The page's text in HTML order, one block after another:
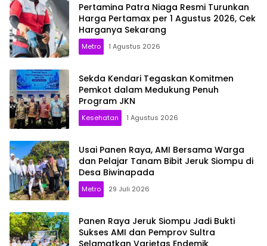
Pertamina Patra Niaga Resmi Turunkan
Harga Pertamax per 1 Agustus 2026, Cek
Harganya Sekarang
Metro 1 Agustus 2026
Sekda Kendari Tegaskan Komitmen
Pemkot dalam Medukung Penuh
Program JKN
Kesehatan 1 Agustus 2026
Usai Panen Raya, AMI Bersama Warga
dan Pelajar Tanam Bibit Jeruk Siompu di
Desa Biwinapada
Metro 29 Juli 2026
Panen Raya Jeruk Siompu Jadi Bukti
Sukses AMI dan Pemprov Sultra
Selamatkan Varietas Endemik